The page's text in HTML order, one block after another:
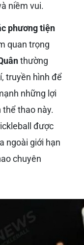
Và
vào những
hiện: